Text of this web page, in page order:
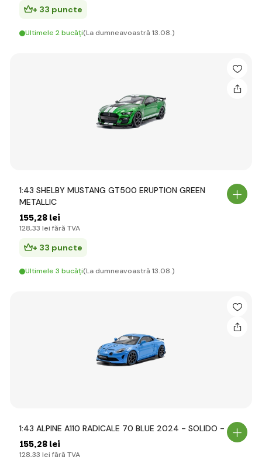
+ 33 puncte
Ultimele 2 bucăți(La dumneavoastră 13.08.)
1:43 SHELBY MUSTANG GT500 ERUPTION GREEN
METALLIC
155,28 lei
128,33 lei fără TVA
+ 33 puncte
Ultimele 3 bucăți(La dumneavoastră 13.08.)
1:43 ALPINE A110 RADICALE 70 BLUE 2024 - SOLIDO -
155,28 lei
128,33 lei fără TVA